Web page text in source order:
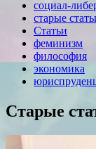
социал-
старые
Статьи
феминизм
философия
экономика
Старые